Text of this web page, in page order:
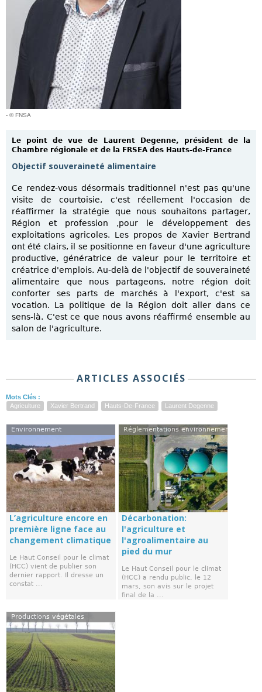
- © FNSA
Le point de vue de Laurent Degenne, président de la
Chambre régionale et de la FRSEA des Hauts-de-France
Objectif souveraineté alimentaire
Ce rendez-vous désormais traditionnel n'est pas qu'une
visite de courtoisie, c'est réellement l'occasion de
réaffirmer la stratégie que nous souhaitons partager,
Région et profession ,pour le développement des
exploitations agricoles. Les propos de Xavier Bertrand
ont été clairs, il se positionne en faveur d'une agriculture
productive, génératrice de valeur pour le territoire et
créatrice d'emplois. Au-delà de l'objectif de souveraineté
alimentaire que nous partageons, notre région doit
conforter ses parts de marchés à l'export, c'est sa
vocation. La politique de la Région doit aller dans ce
sens-là. C'est ce que nous avons réaffirmé ensemble au
salon de l'agriculture.
ARTICLES ASSOCIÉS
Mots Clés :
Agriculture
Xavier Bertrand Hauts-De-France Laurent Degenne
Environnement
L’agriculture encore en
première ligne face au
changement climatique
Le Haut Conseil pour le climat
(HCC) vient de publier son
dernier rapport. Il dresse un
constat ...
Réglementations environnementales
Décarbonation:
l'agriculture et
l'agroalimentaire au
pied du mur
Le Haut Conseil pour le climat
(HCC) a rendu public, le 12
mars, son avis sur le projet
final de la ...
Productions végétales